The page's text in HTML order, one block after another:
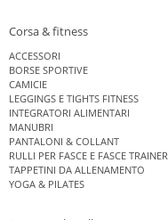
Corsa & fitness
ACCESSORI
BORSE SPORTIVE
CAMICIE
LEGGINGS E TIGHTS FITNESS
INTEGRATORI ALIMENTARI
MANUBRI
PANTALONI & COLLANT
RULLI PER FASCE E FASCE TRAINER
TAPPETINI DA ALLENAMENTO
YOGA & PILATES